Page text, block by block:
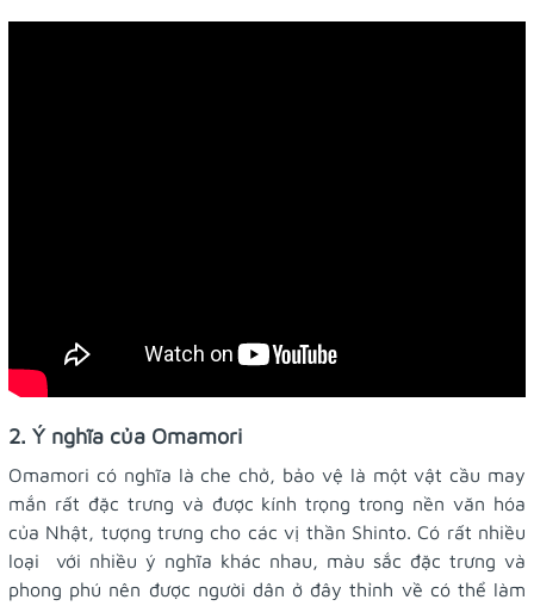
2. Ý nghĩa của Omamori
Omamori có nghĩa là che chở, bảo vệ là một vật cầu may
mắn rất đặc trưng và được kính trọng trong nền văn hóa
của Nhật, tượng trưng cho các vị thần Shinto. Có rất nhiều
loại với nhiều ý nghĩa khác nhau, màu sắc đặc trưng và
phong phú nên được người dân ở đây thỉnh về có thể làm